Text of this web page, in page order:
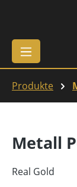
Zum
Produkte
Metall
Real Gold